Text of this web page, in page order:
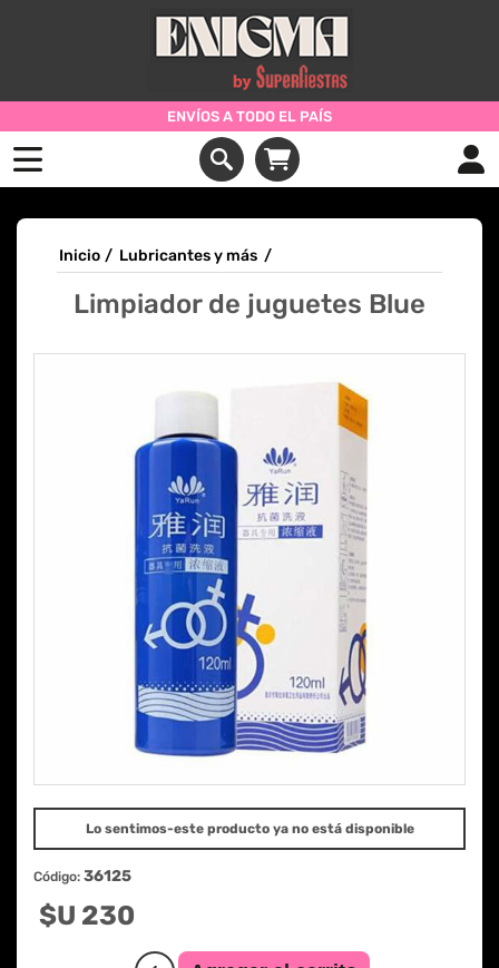
ENVÍOS A TODO EL PAÍS
Inicio / Lubricantes y más /
Limpiador de juguetes Blue
Lo sentimos-este producto ya no está disponible
Código: 36125
$U 230